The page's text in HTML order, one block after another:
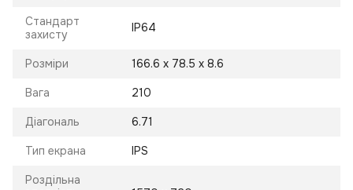
Стандарт
захисту
IP64
Розміри 166.6 x 78.5 x 8.6
Вага 210
Діагональ 6.71
Тип екрана IPS
Роздільна